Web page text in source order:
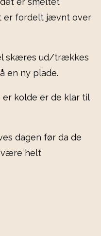
er fordelt jævnt over
skæres ud/trækkes
en ny plade.
er kolde er de klar til
dagen før da de
være helt